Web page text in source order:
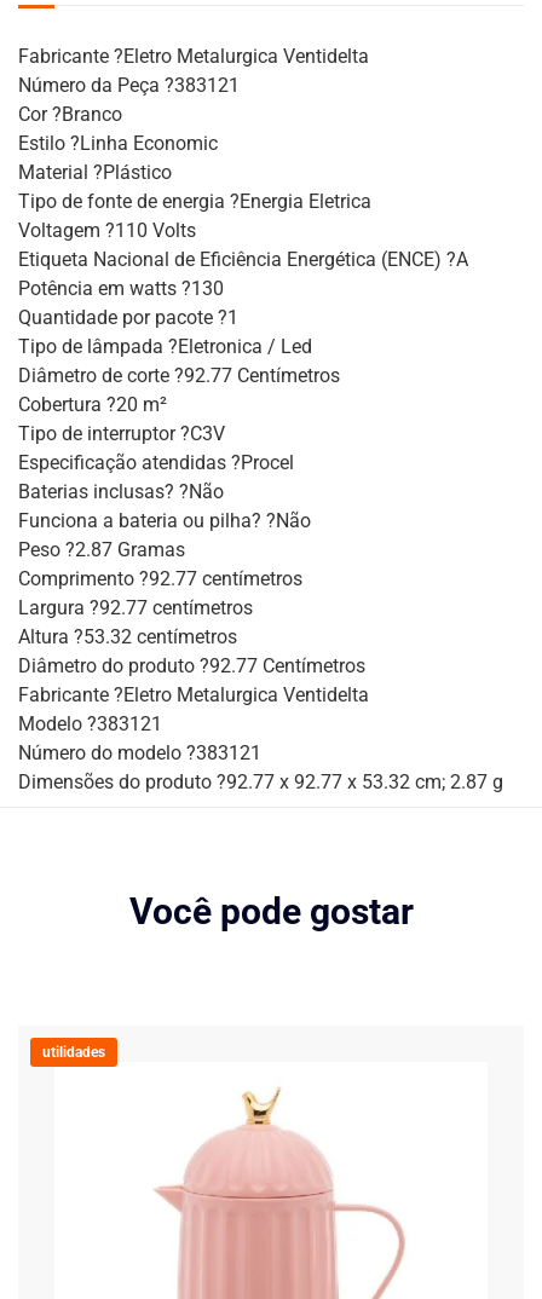
Fabricante ?Eletro Metalurgica Ventidelta
Número da Peça ?383121
Cor ?Branco
Estilo ?Linha Economic
Material ?Plástico
Tipo de fonte de energia ?Energia Eletrica
Voltagem ?110 Volts
Etiqueta Nacional de Eficiência Energética (ENCE) ?A
Potência em watts ?130
Quantidade por pacote ?1
Tipo de lâmpada ?Eletronica / Led
Diâmetro de corte ?92.77 Centímetros
Cobertura ?20 m²
Tipo de interruptor ?C3V
Especificação atendidas ?Procel
Baterias inclusas? ?Não
Funciona a bateria ou pilha? ?Não
Peso ?2.87 Gramas
Comprimento ?92.77 centímetros
Largura ?92.77 centímetros
Altura ?53.32 centímetros
Diâmetro do produto ?92.77 Centímetros
Fabricante ?Eletro Metalurgica Ventidelta
Modelo ?383121
Número do modelo ?383121
Dimensões do produto ?92.77 x 92.77 x 53.32 cm; 2.87 g
Você pode gostar
utilidades